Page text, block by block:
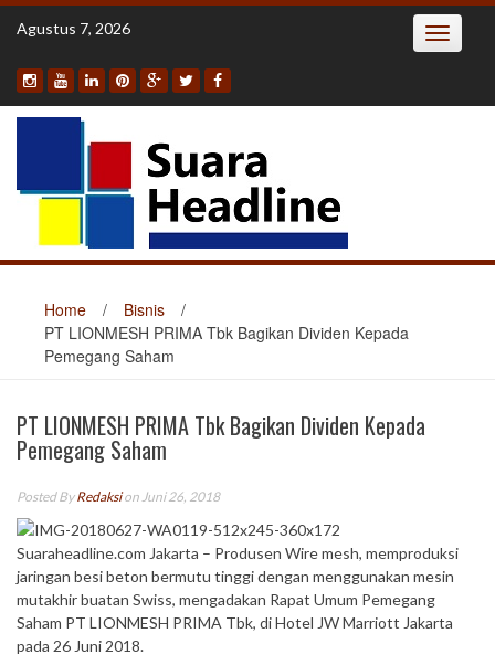
Skip
Agustus 7, 2026 Toggle
Home / Bisnis
/
PT LIONMESH PRIMA Tbk Bagikan Dividen Kepada
Pemegang Saham
PT LIONMESH PRIMA Tbk Bagikan Dividen Kepada
Pemegang Saham
Posted ByRedaksion Juni 26, 2018
Suaraheadline.com Jakarta – Produsen Wire mesh, memproduksi
jaringan besi beton bermutu tinggi dengan menggunakan mesin
mutakhir buatan Swiss, mengadakan Rapat Umum Pemegang
Saham PT LIONMESH PRIMA Tbk, di Hotel JW Marriott Jakarta
pada 26 Juni 2018.